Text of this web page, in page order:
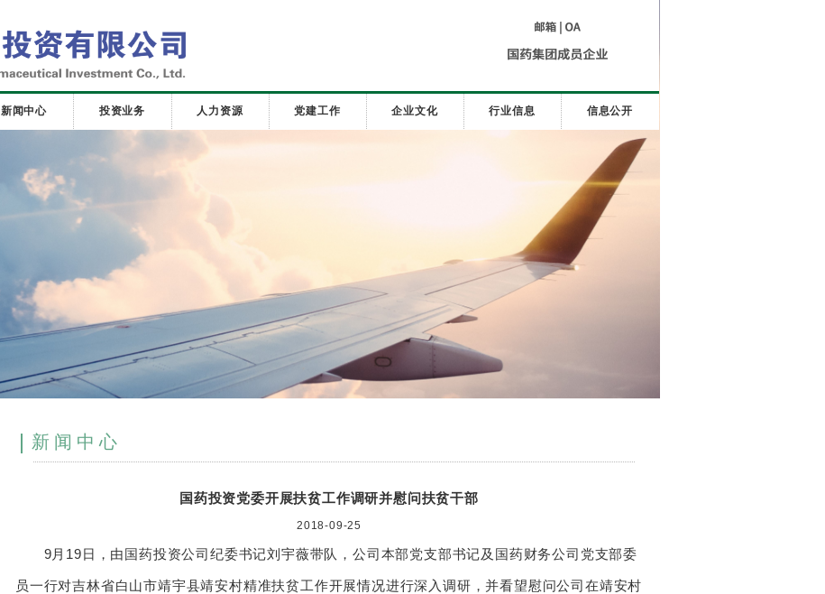
新闻中心 投资业务 人力资源 党建工作 企业文化 行业信息 信息公开
新闻中心
国药投资党委开展扶贫工作调研并慰问扶贫干部
2018-09-25
9月19日，由国药投资公司纪委书记刘宇薇带队，公司本部党支部书记及国药财务公司党支部委
员一行对吉林省白山市靖宇县靖安村精准扶贫工作开展情况进行深入调研，并看望慰问公司在靖安村